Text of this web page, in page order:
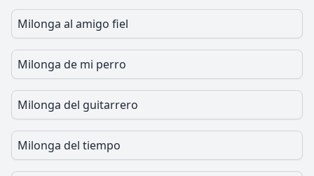
Milonga al amigo fiel
Milonga de mi perro
Milonga del guitarrero
Milonga del tiempo